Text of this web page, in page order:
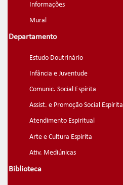
Informações
Mural
Departamento
Estudo Doutrinário
Infância e Juventude
Comunic. Social Espírita
Assist. e Promoção Social Espírita
Atendimento Espiritual
Arte e Cultura Espírita
Ativ. Mediúnicas
Biblioteca